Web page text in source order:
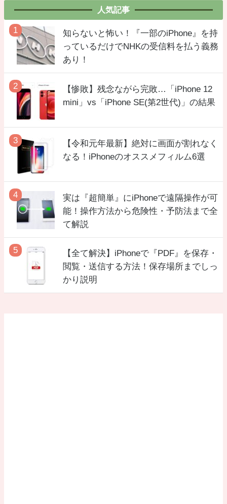
人気記事
知らないと怖い！『一部のiPhone』を持
っているだけでNHKの受信料を払う義務
あり！
【惨敗】残念ながら完敗…「iPhone 12
mini」vs「iPhone SE(第2世代)」の結果
【令和元年最新】絶対に画面が割れなく
なる！iPhoneのオススメフィルム6選
実は『超簡単』にiPhoneで遠隔操作が可
能！操作方法から危険性・予防法まで全
て解説
【全て解決】iPhoneで『PDF』を保存・
閲覧・送信する方法！保存場所までしっ
かり説明